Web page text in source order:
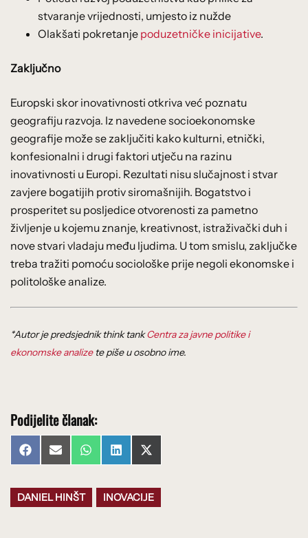
stvaranje vrijednosti, umjesto iz nužde
Olakšati pokretanje poduzetničke inicijative.
Zaključno
Europski skor inovativnosti otkriva već poznatu
geografiju razvoja. Iz navedene socioekonomske
geografije može se zaključiti kako kulturni, etnički,
konfesionalni i drugi faktori utječu na razinu
inovativnosti u Europi. Rezultati nisu slučajnost i stvar
zavjere bogatijih protiv siromašnijih. Bogatstvo i
prosperitet su posljedice otvorenosti za pametno
življenje u kojemu znanje, kreativnost, istraživački duh i
nove stvari vladaju među ljudima. U tom smislu, zaključke
treba tražiti pomoću sociološke prije negoli ekonomske i
politološke analize.
*Autor je predsjednik think tankCentra za javne politike i
ekonomske analizete piše u osobno ime.
Podijelite članak:
Share
on
FacebookShare
on
Email Share
on
WhatsAppShare
on
LinkedInShare
on
X
(Twitter)
DANIEL HINŠT INOVACIJE